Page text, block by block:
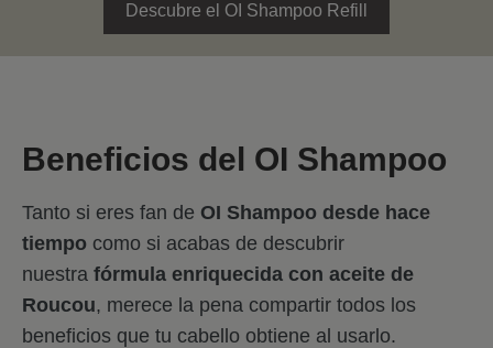
Descubre el OI Shampoo Refill
Beneficios del OI Shampoo
Tanto si eres fan de OI Shampoo desde hace
tiempo como si acabas de descubrir
nuestra fórmula enriquecida con aceite de
Roucou, merece la pena compartir todos los
beneficios que tu cabello obtiene al usarlo.